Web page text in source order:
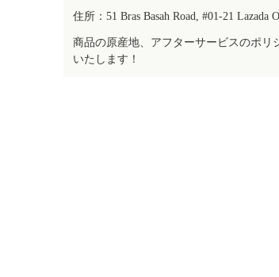
住所：51 Bras Basah Road, #01-21 Lazada
商品の原産地、アフターサービスのポ
いたします！